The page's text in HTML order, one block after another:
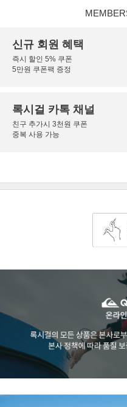
신규 회원 혜택
즉시 할인 5% 쿠폰
5만원 쿠폰팩 증정
록시걸 카톡 채널
친구 추가시 3천원 쿠폰
중복 사용 가능